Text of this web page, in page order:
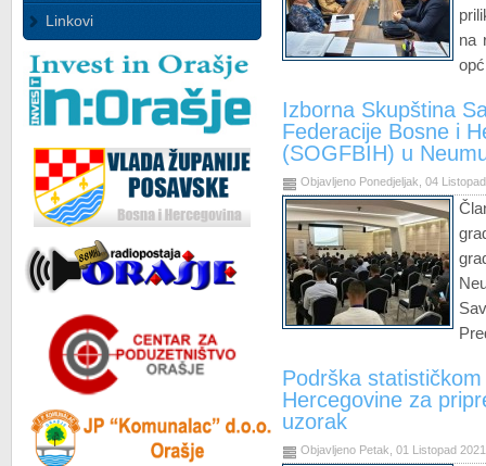
Linkovi
na
Izborna Skupština
Federacije Bosne i
(SOGFBIH) u
Objavljeno Ponedjeljak, 04
Podrška
Hercegovine za
uzorak
Objavljeno Petak, 01 Listopad 2021